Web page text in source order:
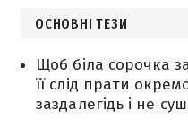
ОСНОВНІ ТЕЗИ
Щоб біла сорочка
її слід прати
заздалегідь і не